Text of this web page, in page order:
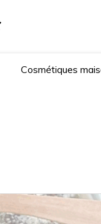
Cosmétiques